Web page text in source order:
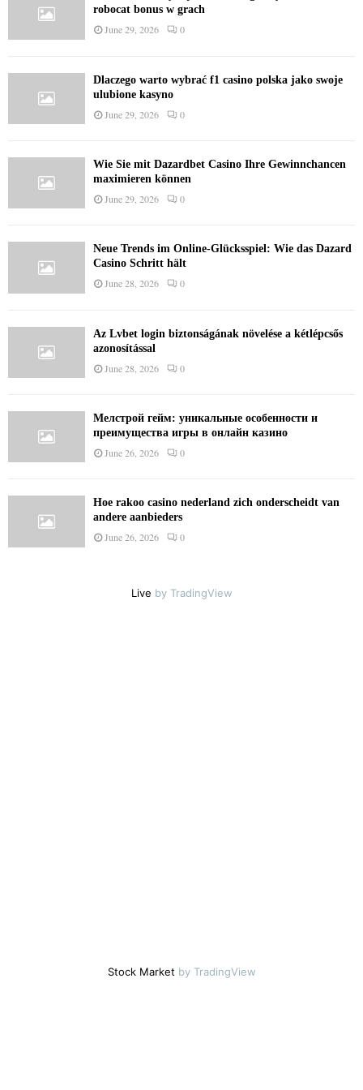
robocat bonus w grach
June 29, 2026 0
Dlaczego warto wybrać f1 casino polska jako swoje
ulubione kasyno
June 29, 2026 0
Wie Sie mit Dazardbet Casino Ihre Gewinnchancen
maximieren können
June 29, 2026 0
Neue Trends im Online-Glücksspiel: Wie das Dazard
Casino Schritt hält
June 28, 2026 0
Az Lvbet login biztonságának növelése a kétlépcsős
azonosítással
June 28, 2026 0
Мелстрой гейм: уникальные особенности и
преимущества игры в онлайн казино
June 26, 2026 0
Hoe rakoo casino nederland zich onderscheidt van
andere aanbieders
June 26, 2026 0
Live by TradingView
Stock Market by TradingView